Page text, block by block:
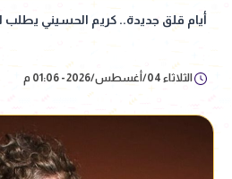
أيام قلق جديدة.. كريم الحسيني يطلب
الثلاثاء 04/أغسطس/2026 - 01:06 م